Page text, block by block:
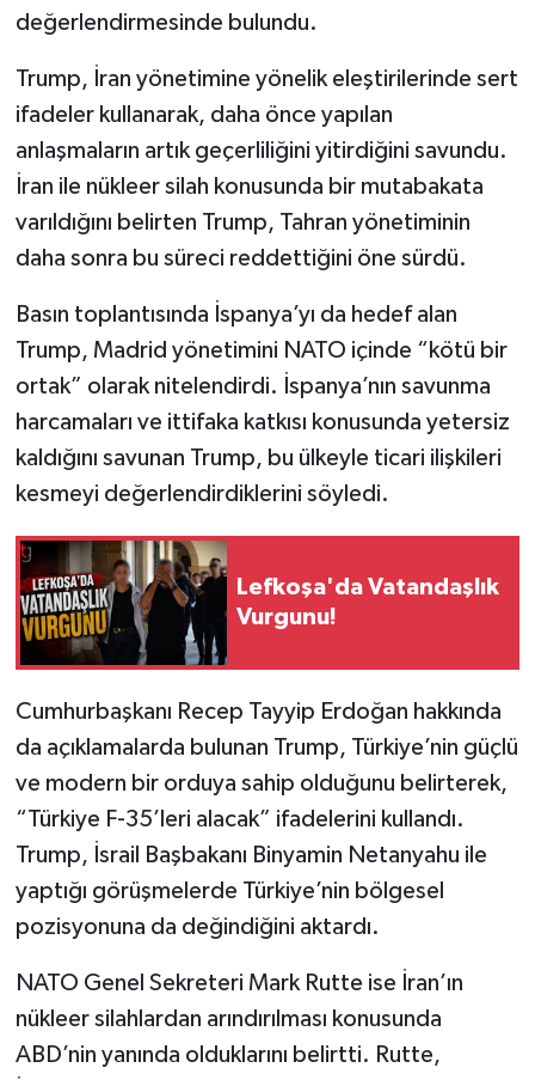
değerlendirmesinde bulundu.
Trump, İran yönetimine yönelik eleştirilerinde sert
ifadeler kullanarak, daha önce yapılan
anlaşmaların artık geçerliliğini yitirdiğini savundu.
İran ile nükleer silah konusunda bir mutabakata
varıldığını belirten Trump, Tahran yönetiminin
daha sonra bu süreci reddettiğini öne sürdü.
Basın toplantısında İspanya’yı da hedef alan
Trump, Madrid yönetimini NATO içinde “kötü bir
ortak” olarak nitelendirdi. İspanya’nın savunma
harcamaları ve ittifaka katkısı konusunda yetersiz
kaldığını savunan Trump, bu ülkeyle ticari ilişkileri
kesmeyi değerlendirdiklerini söyledi.
Lefkoşa'da Vatandaşlık
Vurgunu!
Cumhurbaşkanı Recep Tayyip Erdoğan hakkında
da açıklamalarda bulunan Trump, Türkiye’nin güçlü
ve modern bir orduya sahip olduğunu belirterek,
“Türkiye F-35’leri alacak” ifadelerini kullandı.
Trump, İsrail Başbakanı Binyamin Netanyahu ile
yaptığı görüşmelerde Türkiye’nin bölgesel
pozisyonuna da değindiğini aktardı.
NATO Genel Sekreteri Mark Rutte ise İran’ın
nükleer silahlardan arındırılması konusunda
ABD’nin yanında olduklarını belirtti. Rutte,